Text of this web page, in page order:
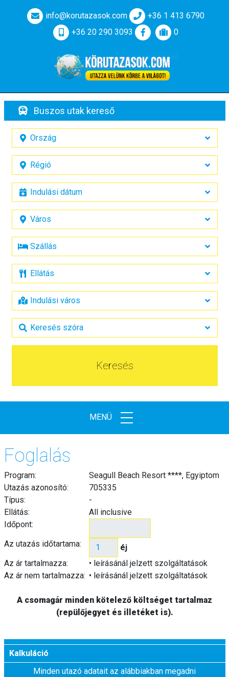
info@korutazasok.com
+36 1 413 6790
+36 20 290 3093
0
Buszos utak kereső
Keresés
MENÜ
Foglalás
Program:
Seagull Beach Resort ****, Egyiptom
Utazás azonosító:
705335
Típus:
-
Ellátás:
All inclusive
Időpont:
Az utazás időtartama:
éj
Az ár tartalmazza:
• leírásánál jelzett szolgáltatások
Az ár nem tartalmazza: • leírásánál jelzett szolgáltatások
A csomagár minden kötelező költséget tartalmaz
(repülőjegyet és illetéket is).
Kalkuláció
Minden utazó adatait az alábbiakban megadni